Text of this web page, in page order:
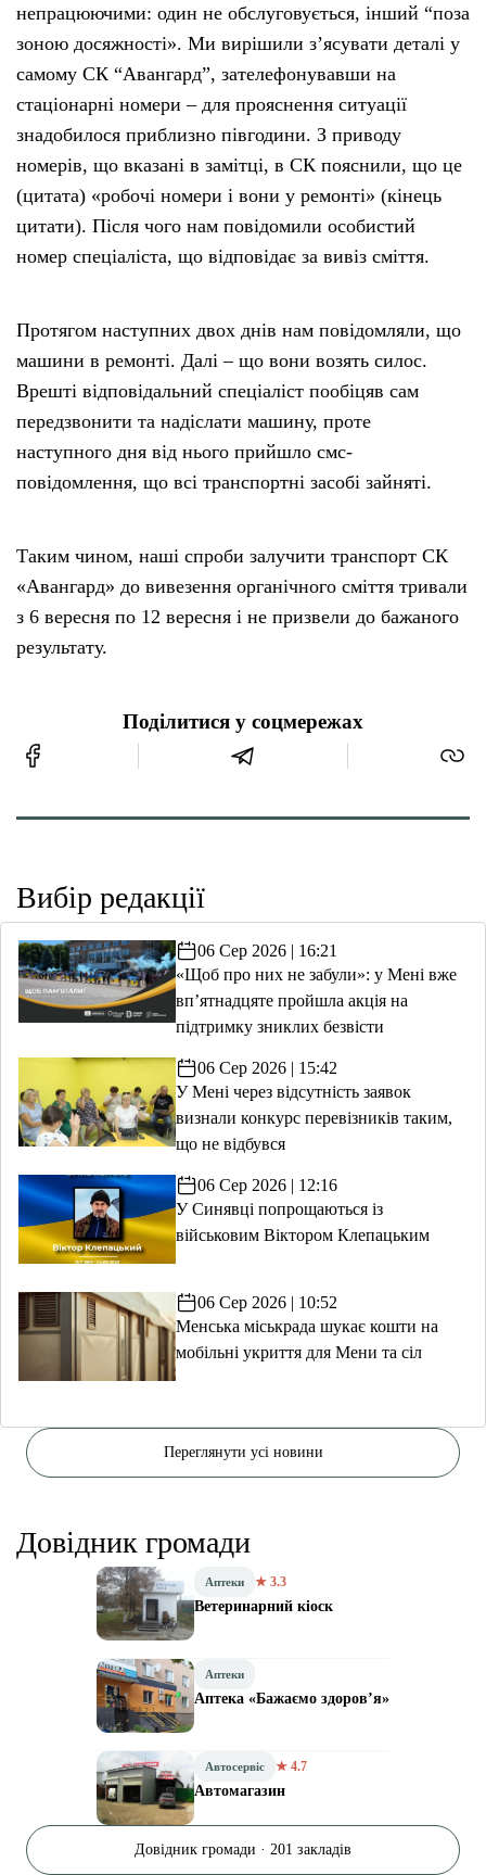
непрацюючими: один не обслуговується, інший “поза
зоною досяжності». Ми вирішили з’ясувати деталі у
самому СК “Авангард”, зателефонувавши на
стаціонарні номери – для прояснення ситуації
знадобилося приблизно півгодини. З приводу
номерів, що вказані в замітці, в СК пояснили, що це
(цитата) «робочі номери і вони у ремонті» (кінець
цитати). Після чого нам повідомили особистий
номер спеціаліста, що відповідає за вивіз сміття.
Протягом наступних двох днів нам повідомляли, що
машини в ремонті. Далі – що вони возять силос.
Врешті відповідальний спеціаліст пообіцяв сам
передзвонити та надіслати машину, проте
наступного дня від нього прийшло смс-
повідомлення, що всі транспортні засобі зайняті.
Таким чином, наші спроби залучити транспорт СК
«Авангард» до вивезення органічного сміття тривали
з 6 вересня по 12 вересня і не призвели до бажаного
результату.
Поділитися у соцмережах
Вибір редакції
06 Сер 2026 | 16:21
«Щоб про них не забули»: у Мені вже
вп’ятнадцяте пройшла акція на
підтримку зниклих безвісти
06 Сер 2026 | 15:42
У Мені через відсутність заявок
визнали конкурс перевізників таким,
що не відбувся
06 Сер 2026 | 12:16
У Синявці попрощаються із
військовим Віктором Клепацьким
06 Сер 2026 | 10:52
Менська міськрада шукає кошти на
мобільні укриття для Мени та сіл
Переглянути усі новини
Довідник громади
Аптеки ★ 3.3
Ветеринарний кіоск
Аптеки
Аптека «Бажаємо здоров’я»
Автосервіс ★ 4.7
Автомагазин
Довідник громади · 201 закладів